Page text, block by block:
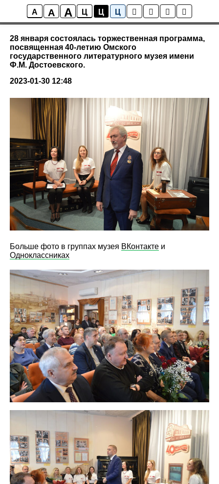
A A A Ц Ц Ц
События
28 января состоялась торжественная программа,
посвященная 40-летию Омского
государственного литературного музея имени
Ф.М. Достоевского.
2023-01-30 12:48
Больше фото в группах музея ВКонтакте и
Одноклассниках